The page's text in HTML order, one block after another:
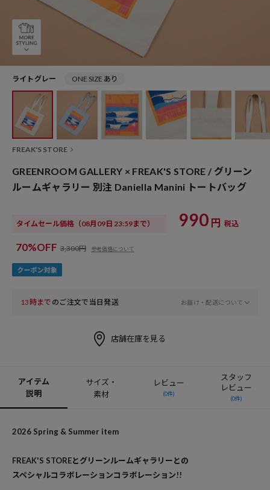
ライトグレー ONE SIZE あり
FREAK'S STORE
GREENROOM GALLERY × FREAK'S STORE / グリーン
ルームギャラリー 別注 Daniella Manini トートバッグ
タイムセール価格 （08月09日 23:59まで） 990 円 税込
70%OFF 3,300円 参考価格について
13時まで のご注文で当日発送 お届け・配送について
店舗在庫を見る
アイテム
説明
サイズ・
素材
レビュー
(0件)
スタッフ
レビュー
(0件)
2026 Spring & Summer item
FREAK'S STOREとグリーンルームギャラリーとの
スペシャルコラボレーションコラボレーション!!